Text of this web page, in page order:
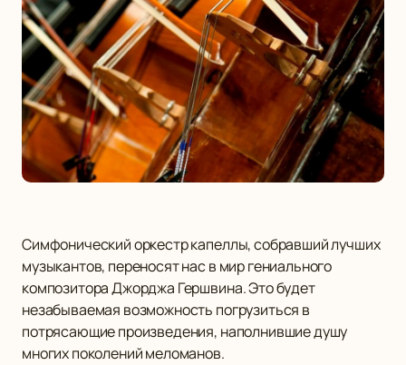
Симфонический оркестр капеллы, собравший лучших
музыкантов, переносят нас в мир гениального
композитора Джорджа Гершвина. Это будет
незабываемая возможность погрузиться в
потрясающие произведения, наполнившие душу
многих поколений меломанов.